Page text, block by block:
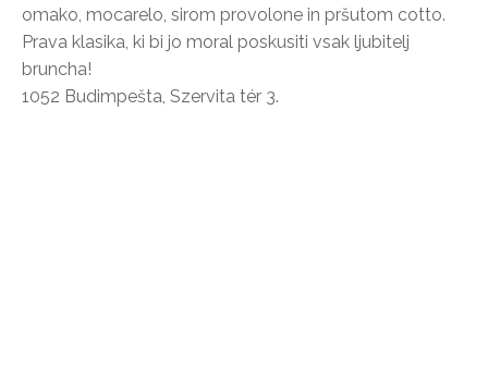
omako, mocarelo, sirom provolone in pršutom cotto.
Prava klasika, ki bi jo moral poskusiti vsak ljubitelj
bruncha!
1052 Budimpešta, Szervita tér 3.